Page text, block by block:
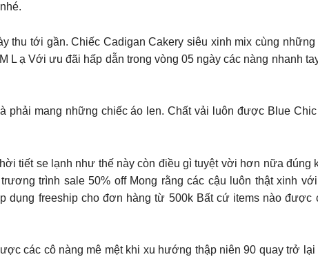
thu tới gần. Chiếc Cadigan Cakery siêu xinh mix cùng
L ạ Với ưu đãi hấp dẫn trong vòng 05 ngày các nàng nhanh
phải mang những chiếc áo len. Chất vải luôn được Blue
tiết se lạnh như thế này còn điều gì tuyệt vời hơn nữa
trình sale 50% off Mong rằng các cậu luôn thật xinh với
dụng freeship cho đơn hàng từ 500k Bất cứ items nào
các cô nàng mê mệt khi xu hướng thập niên 90 quay trở